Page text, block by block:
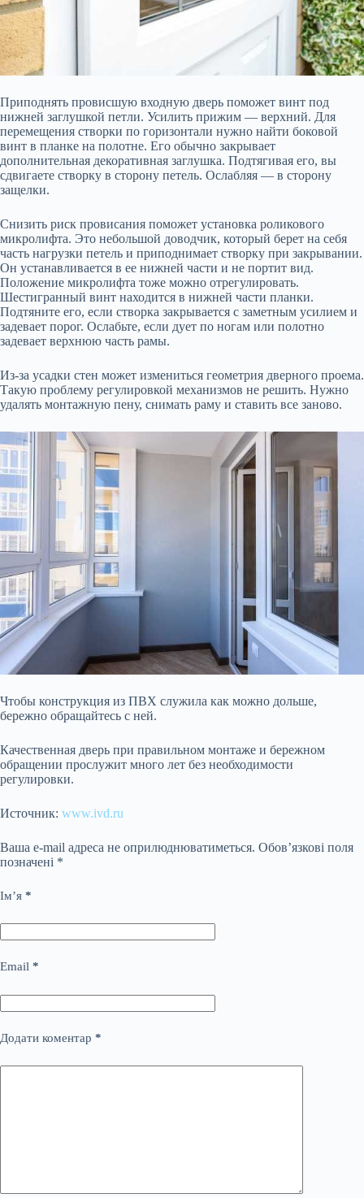
Приподнять провисшую входную дверь поможет винт под
нижней заглушкой петли. Усилить прижим — верхний. Для
перемещения створки по горизонтали нужно найти боковой
винт в планке на полотне. Его обычно закрывает
дополнительная декоративная заглушка. Подтягивая его, вы
сдвигаете створку в сторону петель. Ослабляя — в сторону
защелки.
Снизить риск провисания поможет установка роликового
микролифта. Это небольшой доводчик, который берет на себя
часть нагрузки петель и приподнимает створку при закрывании.
Он устанавливается в ее нижней части и не портит вид.
Положение микролифта тоже можно отрегулировать.
Шестигранный винт находится в нижней части планки.
Подтяните его, если створка закрывается с заметным усилием и
задевает порог. Ослабьте, если дует по ногам или полотно
задевает верхнюю часть рамы.
Из-за усадки стен может измениться геометрия дверного проема.
Такую проблему регулировкой механизмов не решить. Нужно
удалять монтажную пену, снимать раму и ставить все заново.
Чтобы конструкция из ПВХ служила как можно дольше,
бережно обращайтесь с ней.
Качественная дверь при правильном монтаже и бережном
обращении прослужит много лет без необходимости
регулировки.
Источник: www.ivd.ru
Ваша e-mail адреса не оприлюднюватиметься. Обов’язкові поля
позначені *
Ім’я *
Email *
Додати коментар *